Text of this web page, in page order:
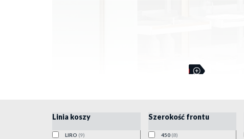
Linia koszy
LIRO (9)
Szerokość frontu
450 (8)